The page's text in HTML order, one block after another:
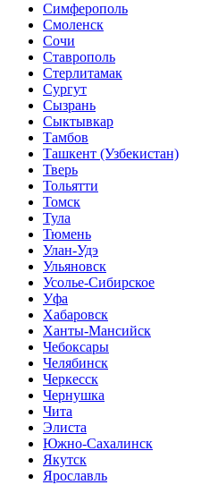
Симферополь
Смоленск
Сочи
Ставрополь
Стерлитамак
Сургут
Сызрань
Сыктывкар
Тамбов
Ташкент (Узбекистан)
Тверь
Тольятти
Томск
Тула
Тюмень
Улан-Удэ
Ульяновск
Усолье-Сибирское
Уфа
Хабаровск
Ханты-Мансийск
Чебоксары
Челябинск
Черкесск
Чернушка
Чита
Элиста
Южно-Сахалинск
Якутск
Ярославль